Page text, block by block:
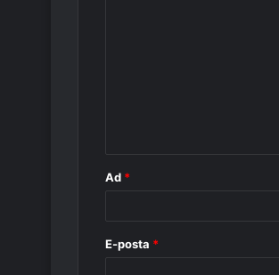
Ad *
E-posta *